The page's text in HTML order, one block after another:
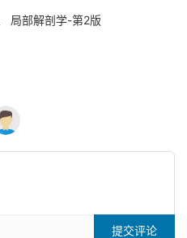
局部解剖学-第2版
提交评论